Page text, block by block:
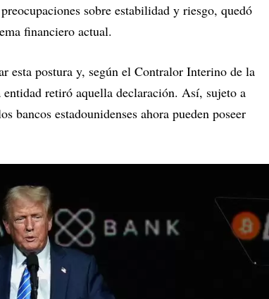
sobre estabilidad y riesgo, quedó
financiero actual.
esta postura y, según el Contralor Interino de la
retiró aquella declaración. Así, sujeto a
bancos estadounidenses ahora pueden poseer